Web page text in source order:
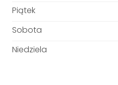
Piątek
Sobota
Niedziela